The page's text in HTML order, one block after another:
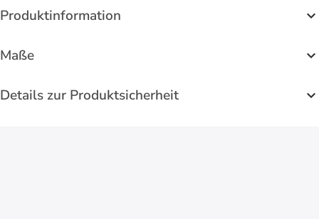
Produktinformation
Maße
Details zur Produktsicherheit